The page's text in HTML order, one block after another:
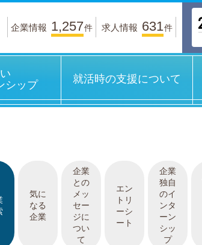
シップ
就活時の支援について
企業情報 1,257件 求人情報 631件
気に
なる
企業
企業
との
メッ
セー
ジに
つい
て
エン
トリ
ーシ
ート
企業
独自
のイ
ンタ
ーン
シッ
プ